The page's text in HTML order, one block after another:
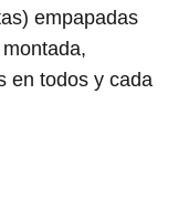
empapadas
en todos y cada